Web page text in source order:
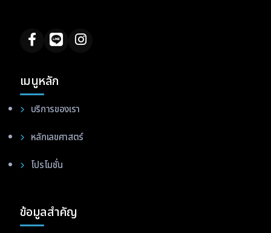
เมนูหลัก
บริการของเรา
หลักเลขศาสตร์
โปรโมชั่น
ข้อมูลสำคัญ